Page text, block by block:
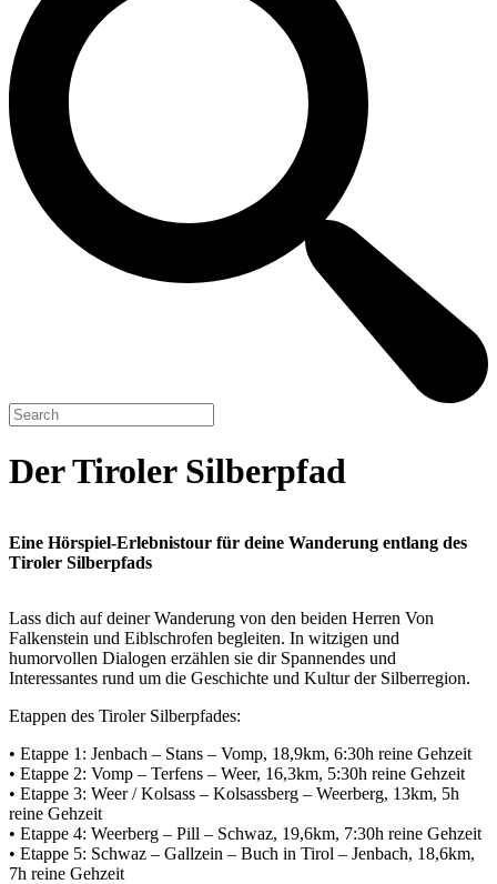
Der Tiroler Silberpfad
Eine Hörspiel-Erlebnistour für deine Wanderung entlang des
Tiroler Silberpfads
Lass dich auf deiner Wanderung von den beiden Herren Von
Falkenstein und Eiblschrofen begleiten. In witzigen und
humorvollen Dialogen erzählen sie dir Spannendes und
Interessantes rund um die Geschichte und Kultur der Silberregion.
Etappen des Tiroler Silberpfades:
• Etappe 1: Jenbach – Stans – Vomp, 18,9km, 6:30h reine Gehzeit
• Etappe 2: Vomp – Terfens – Weer, 16,3km, 5:30h reine Gehzeit
• Etappe 3: Weer / Kolsass – Kolsassberg – Weerberg, 13km, 5h
reine Gehzeit
• Etappe 4: Weerberg – Pill – Schwaz, 19,6km, 7:30h reine Gehzeit
• Etappe 5: Schwaz – Gallzein – Buch in Tirol – Jenbach, 18,6km,
7h reine Gehzeit